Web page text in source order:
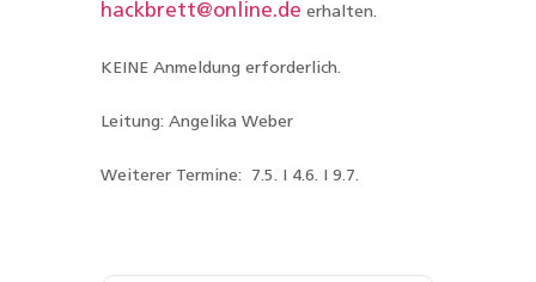
hackbrett@online.de erhalten.
KEINE Anmeldung erforderlich.
Leitung: Angelika Weber
Weiterer Termine: 7.5. I 4.6. I 9.7.